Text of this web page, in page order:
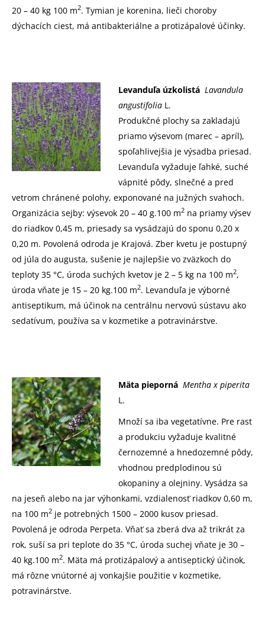
20 – 40 kg 100 m2. Tymian je korenina, lieči choroby
dýchacích ciest, má antibakteriálne a protizápalové účinky.
Levanduľa úzkolistá Lavandula
angustifolia L.
Produkčné plochy sa zakladajú
priamo výsevom (marec – apríl),
spoľahlivejšia je výsadba priesad.
Levanduľa vyžaduje ľahké, suché
vápnité pôdy, slnečné a pred
vetrom chránené polohy, exponované na južných svahoch.
Organizácia sejby: výsevok 20 – 40 g.100 m2 na priamy výsev
do riadkov 0,45 m, priesady sa vysádzajú do sponu 0,20 x
0,20 m. Povolená odroda je Krajová. Zber kvetu je postupný
od júla do augusta, sušenie je najlepšie vo zväzkoch do
teploty 35 °C, úroda suchých kvetov je 2 – 5 kg na 100 m2,
úroda vňate je 15 – 20 kg.100 m2. Levanduľa je výborné
antiseptikum, má účinok na centrálnu nervovú sústavu ako
sedatívum, používa sa v kozmetike a potravinárstve.
Mäta pieporná Mentha x piperita
L.
Množí sa iba vegetatívne. Pre rast
a produkciu vyžaduje kvalitné
černozemné a hnedozemné pôdy,
vhodnou predplodinou sú
okopaniny a olejniny. Vysádza sa
na jeseň alebo na jar výhonkami, vzdialenosť riadkov 0,60 m,
na 100 m2 je potrebných 1500 – 2000 kusov priesad.
Povolená je odroda Perpeta. Vňať sa zberá dva až trikrát za
rok, suší sa pri teplote do 35 °C, úroda suchej vňate je 30 –
40 kg.100 m2. Mäta má protizápalový a antiseptický účinok,
má rôzne vnútorné aj vonkajšie použitie v kozmetike,
potravinárstve.